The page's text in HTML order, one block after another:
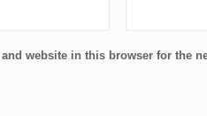
website in this browser for the